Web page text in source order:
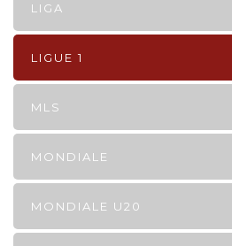
LIGA
LIGUE 1
MLS
MONDIALE
MONDIALE U20